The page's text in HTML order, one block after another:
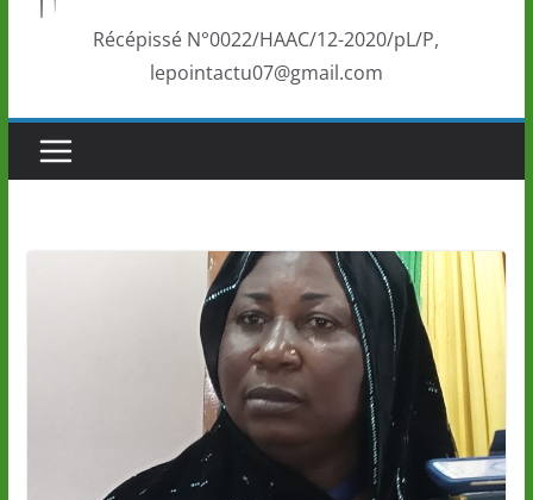
Récépissé N°0022/HAAC/12-2020/pL/P,
lepointactu07@gmail.com